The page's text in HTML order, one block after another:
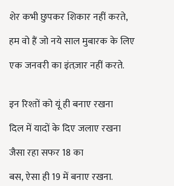
शेर कभी छुपकर शिकार नहीं करते,
हम वो हैं जो नये साल मुबारक के लिए
एक जनवरी का इंतज़ार नहीं करते.
इन रिश्तों को यूं ही बनाए रखना
दिल में यादों के दिए जलाए रखना
जैसा रहा सफर 18 का
बस, ऐसा ही 19 में बनाए रखना.